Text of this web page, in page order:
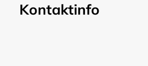
Kontaktinfo